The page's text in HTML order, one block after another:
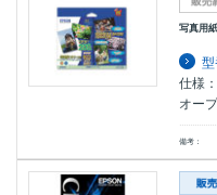
写真用
仕様
オー
備考：